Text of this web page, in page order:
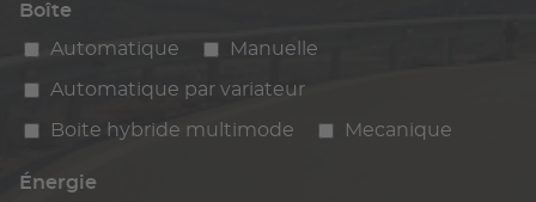
Boîte
Automatique
Manuelle
Automatique par variateur
Boite hybride multimode Mecanique
Énergie